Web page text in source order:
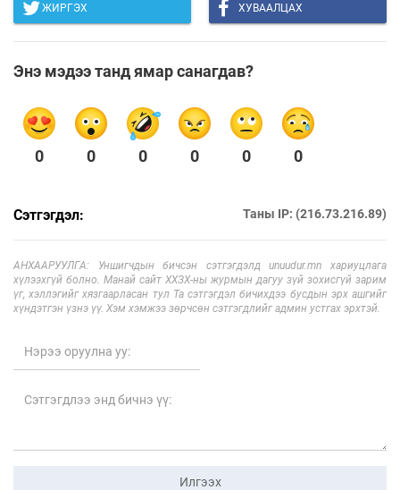
ЖИРГЭХ ХУВААЛЦАХ
Энэ мэдээ танд ямар санагдав?
0 0 0 0 0 0
Сэтгэгдэл: Таны IP: (216.73.216.89)
АНХААРУУЛГА: Уншигчдын бичсэн сэтгэгдэлд unuudur.mn хариуцлага
хүлээхгүй болно. Манай сайт ХХЗХ-ны журмын дагуу зүй зохисгүй зарим
үг, хэллэгийг хязгаарласан тул Та сэтгэгдэл бичихдээ бусдын эрх ашгийг
хүндэтгэн үзнэ үү. Хэм хэмжээ зөрчсөн сэтгэгдлийг админ устгах эрхтэй.
Илгээх